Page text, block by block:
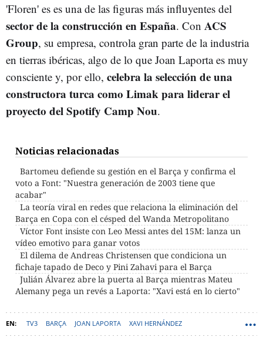
'Floren' es es una de las figuras más influyentes del
sector de la construcción en España. Con ACS
Group, su empresa, controla gran parte de la industria
en tierras ibéricas, algo de lo que Joan Laporta es muy
consciente y, por ello, celebra la selección de una
constructora turca como Limak para liderar el
proyecto del Spotify Camp Nou.
Noticias relacionadas
Bartomeu defiende su gestión en el Barça y confirma el
voto a Font: "Nuestra generación de 2003 tiene que
acabar"
La teoría viral en redes que relaciona la eliminación del
Barça en Copa con el césped del Wanda Metropolitano
Víctor Font insiste con Leo Messi antes del 15M: lanza un
vídeo emotivo para ganar votos
El dilema de Andreas Christensen que condiciona un
fichaje tapado de Deco y Pini Zahavi para el Barça
Julián Álvarez abre la puerta al Barça mientras Mateu
Alemany pega un revés a Laporta: "Xavi está en lo cierto"
TV3 BARÇA JOAN LAPORTA XAVI HERNÁNDEZ